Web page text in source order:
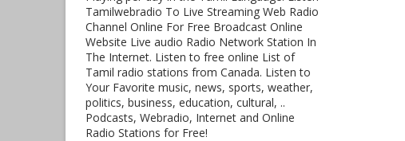
Tamilwebradio To Live Streaming Web Radio
Channel Online For Free Broadcast Online
Website Live audio Radio Network Station In
The Internet. Listen to free online List of
Tamil radio stations from Canada. Listen to
Your Favorite music, news, sports, weather,
politics, business, education, cultural, ..
Podcasts, Webradio, Internet and Online
Radio Stations for Free!